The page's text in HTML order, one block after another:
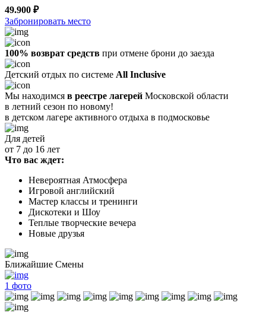
49.900 ₽
Забронировать место
100% возврат средств при отмене брони до заезда
Детский отдых по системе All Inclusive
Мы находимся в реестре лагерей Московской области
в летний сезон по новому!
в детском лагере активного отдыха в подмосковье
Для детей
от 7 до 16 лет
Что вас ждет:
Невероятная Атмосфера
Игровой английский
Мастер классы и тренинги
Дискотеки и Шоу
Теплые творческие вечера
Новые друзья
Ближайшие Смены
1 фото